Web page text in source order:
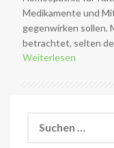
Medikamente und
gegenwirken sollen.
betrachtet, selten
Weiterlesen
nach: